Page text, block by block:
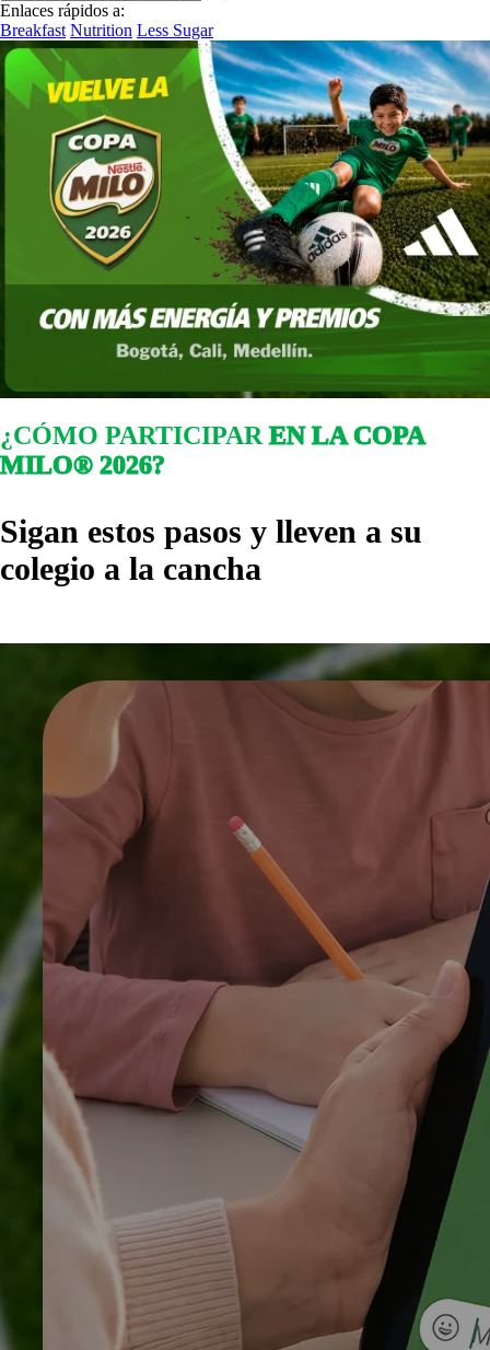
Enlaces rápidos a:
Breakfast Nutrition Less Sugar
¿CÓMO PARTICIPAREN LA COPA
MILO® 2026?
Sigan estos pasos y lleven a su
colegio a la cancha